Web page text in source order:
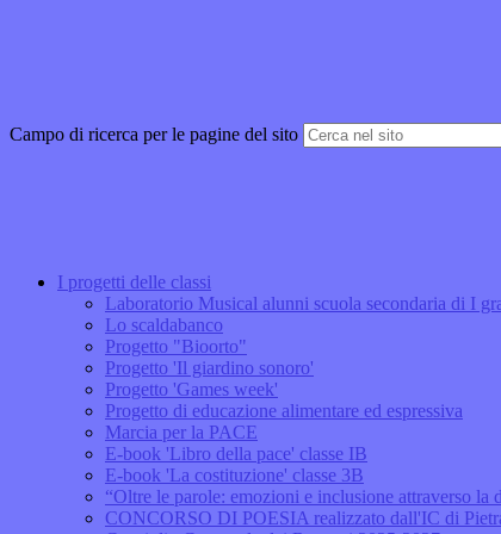
Campo di ricerca per le pagine del sito
I progetti delle classi
Laboratorio Musical alunni scuola secondaria di I
Lo scaldabanco
Progetto "Bioorto"
Progetto 'Il giardino sonoro'
Progetto 'Games week'
Progetto di educazione alimentare ed espressiva
Marcia per la PACE
E-book 'Libro della pace' classe IB
E-book 'La costituzione' classe 3B
“Oltre le parole: emozioni e inclusione attraverso la
CONCORSO DI POESIA realizzato dall'IC di